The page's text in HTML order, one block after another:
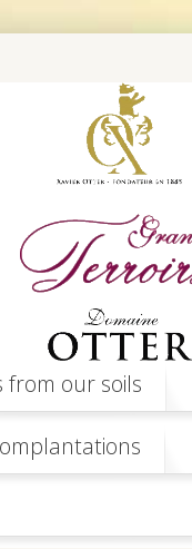
from our soils